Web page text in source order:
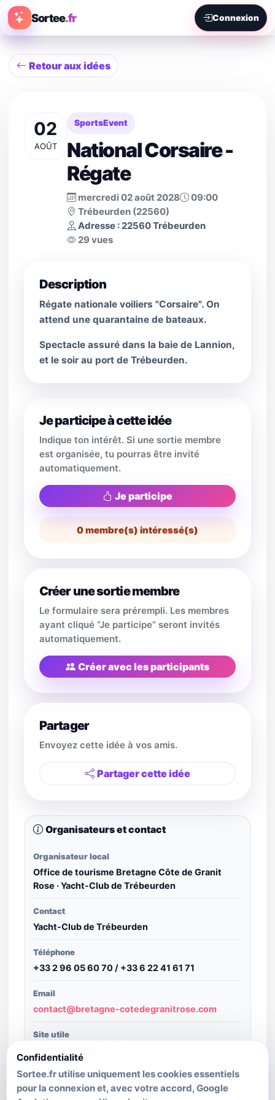
Sortee.fr Connexion
Retour aux idées
02
AOÛT
SportsEvent
National Corsaire -
Régate
mercredi 02 août 2028
09:00
Trébeurden (22560)
Adresse : 22560 Trébeurden
29 vues
Description
Régate nationale voiliers "Corsaire". On
attend une quarantaine de bateaux.
Spectacle assuré dans la baie de Lannion,
et le soir au port de Trébeurden.
Je participe à cette idée
Indique ton intérêt. Si une sortie membre
est organisée, tu pourras être invité
automatiquement.
Je participe
0membre(s) intéressé(s)
Créer une sortie membre
Le formulaire sera prérempli. Les membres
ayant cliqué “Je participe” seront invités
automatiquement.
Créer avec les participants
Partager
Envoyez cette idée à vos amis.
Partager cette idée
Organisateurs et contact
Organisateur local
Office de tourisme Bretagne Côte de Granit
Rose · Yacht-Club de Trébeurden
Contact
Yacht-Club de Trébeurden
Téléphone
+33 2 96 05 60 70 / +33 6 22 41 61 71
Email
contact@bretagne-cotedegranitrose.com
Site utile
Structure publiante
SIT Bretagne
Confidentialité
Sortee.fr utilise uniquement les cookies essentiels
pour la connexion et, avec votre accord, Google